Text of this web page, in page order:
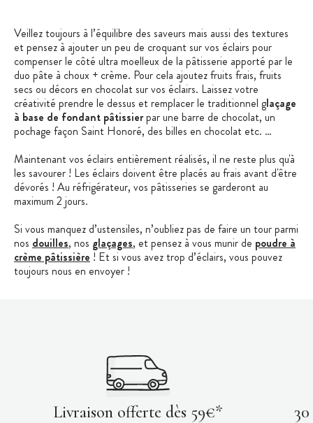
Veillez toujours à l’équilibre des saveurs mais aussi des textures
et pensez à ajouter un peu de croquant sur vos éclairs pour
compenser le côté ultra moelleux de la pâtisserie apporté par le
duo pâte à choux + crème. Pour cela ajoutez fruits frais, fruits
secs ou décors en chocolat sur vos éclairs. Laissez votre
créativité prendre le dessus et remplacer le traditionnel glaçage
à base de fondant pâtissierpar une barre de chocolat, un
pochage façon Saint Honoré, des billes en chocolat etc. …
Maintenant vos éclairs entièrement réalisés, il ne reste plus qu'à
les savourer ! Les éclairs doivent être placés au frais avant d'être
dévorés ! Au réfrigérateur, vos pâtisseries se garderont au
maximum 2 jours.
Si vous manquez d’ustensiles, n’oubliez pas de faire un tour parmi
nos douilles, nos glaçages, et pensez à vous munir de poudre à
crème pâtissière ! Et si vous avez trop d’éclairs, vous pouvez
toujours nous en envoyer !
Livraison offerte dès 59€*